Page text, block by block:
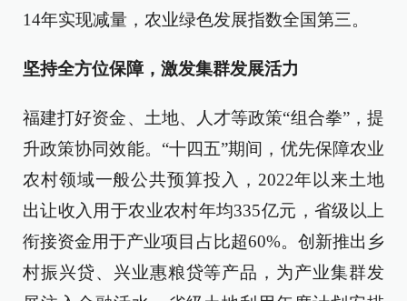
14年实现减量，农业绿色发展指数全国第三。
坚持全方位保障，激发集群发展活力
福建打好资金、土地、人才等政策“组合拳”，提
升政策协同效能。“十四五”期间，优先保障农业
农村领域一般公共预算投入，2022年以来土地
出让收入用于农业农村年均335亿元，省级以上
衔接资金用于产业项目占比超60%。创新推出乡
村振兴贷、兴业惠粮贷等产品，为产业集群发